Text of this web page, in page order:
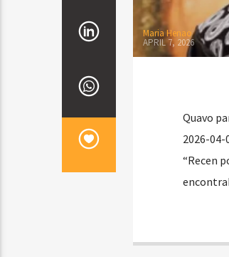
Maria Henao
APRIL 7, 2026
Quavo
2026-04-
“Recen